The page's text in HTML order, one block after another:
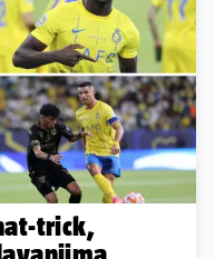
trick,